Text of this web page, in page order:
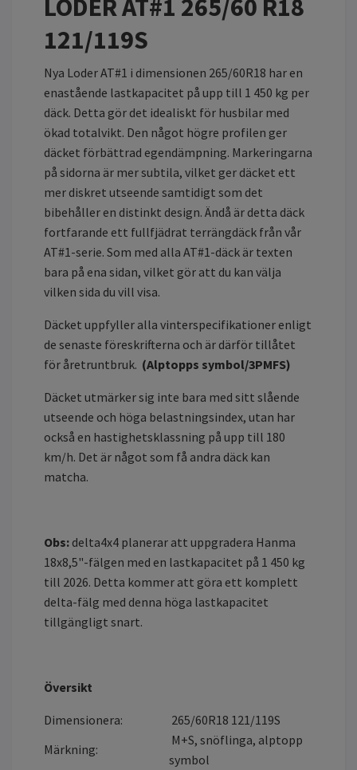
LODER AT#1 265/60 R18
121/119S
Nya Loder AT#1 i dimensionen 265/60R18 har en
enastående lastkapacitet på upp till 1 450 kg per
däck. Detta gör det idealiskt för husbilar med
ökad totalvikt. Den något högre profilen ger
däcket förbättrad egendämpning. Markeringarna
på sidorna är mer subtila, vilket ger däcket ett
mer diskret utseende samtidigt som det
bibehåller en distinkt design. Ändå är detta däck
fortfarande ett fullfjädrat terrängdäck från vår
AT#1-serie. Som med alla AT#1-däck är texten
bara på ena sidan, vilket gör att du kan välja
vilken sida du vill visa.
Däcket uppfyller alla vinterspecifikationer enligt
de senaste föreskrifterna och är därför tillåtet
för åretruntbruk. (Alptopps symbol/3PMFS)
Däcket utmärker sig inte bara med sitt slående
utseende och höga belastningsindex, utan har
också en hastighetsklassning på upp till 180
km/h. Det är något som få andra däck kan
matcha.
Obs: delta4x4 planerar att uppgradera Hanma
18x8,5"-fälgen med en lastkapacitet på 1 450 kg
till 2026. Detta kommer att göra ett komplett
delta-fälg med denna höga lastkapacitet
tillgängligt snart.
Översikt
Dimensionera:
265/60R18 121/119S
Märkning:
M+S, snöflinga, alptopp
symbol